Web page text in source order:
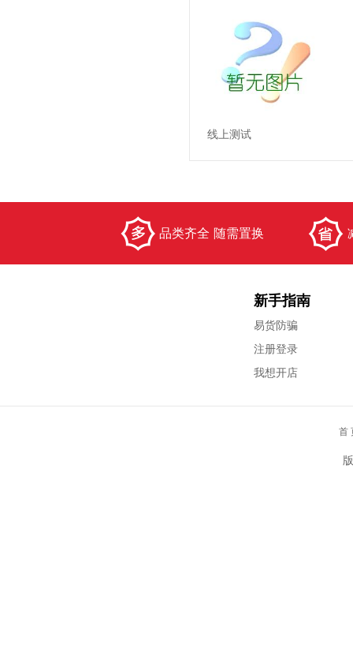
线上测试
品类齐全 随需置换
新手指南
易货防骗
注册登录
我想开店
首